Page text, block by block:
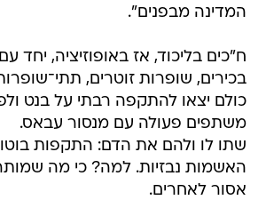
המדינה מבפנים".
ח"כים בליכוד, אז באופוזיציה, יחד
בכירים, שופרות זוטרים,
כולם יצאו להתקפה רבתי על בנט
משתפים פעולה עם מנסור עבאס.
שתו לו ולהם את הדם: התקפות
האשמות נבזיות. למה? כי מה
אסור לאחרים.